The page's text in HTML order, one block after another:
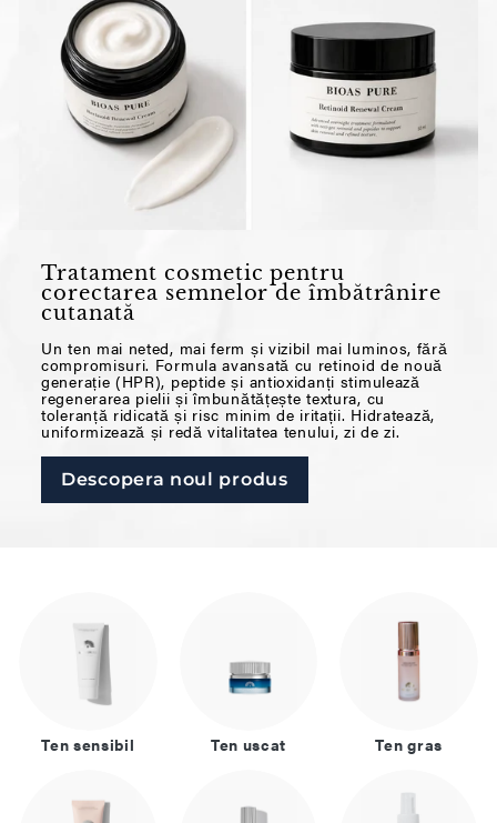
Tratament cosmetic pentru
corectarea semnelor de îmbătrânire
cutanată
Un ten mai neted, mai ferm și vizibil mai luminos, fără
compromisuri. Formula avansată cu retinoid de nouă
generație (HPR), peptide și antioxidanți stimulează
regenerarea pielii și îmbunătățește textura, cu
toleranță ridicată și risc minim de iritații. Hidratează,
uniformizează și redă vitalitatea tenului, zi de zi.
Descopera noul produs
Ten sensibil Ten uscat Ten gras